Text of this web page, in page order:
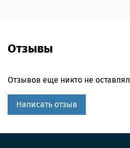
Отзывы
Отзывов еще никто не оставлял
Написать отзыв